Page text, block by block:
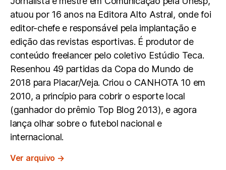
atuou por 16 anos na Editora Alto Astral, onde foi
editor-chefe e responsável pela implantação e
edição das revistas esportivas. É produtor de
conteúdo freelancer pelo coletivo Estúdio Teca.
Resenhou 49 partidas da Copa do Mundo de
2018 para Placar/Veja. Criou o CANHOTA 10 em
2010, a princípio para cobrir o esporte local
(ganhador do prêmio Top Blog 2013), e agora
lança olhar sobre o futebol nacional e
internacional.
Ver arquivo →